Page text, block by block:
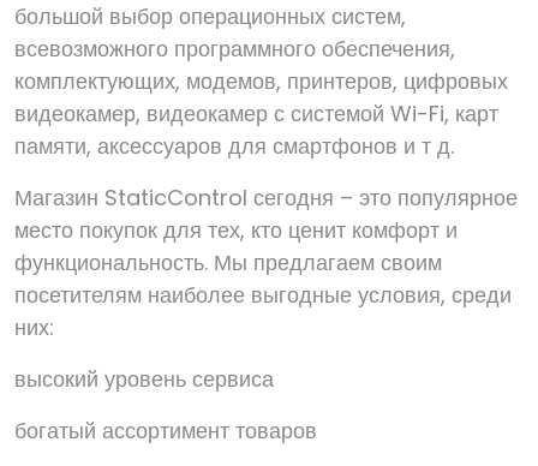
большой выбор операционных систем,
всевозможного программного обеспечения,
комплектующих, модемов, принтеров, цифровых
видеокамер, видеокамер с системой Wi-Fi, карт
памяти, аксессуаров для смартфонов и т д.
Магазин StaticControl сегодня – это популярное
место покупок для тех, кто ценит комфорт и
функциональность. Мы предлагаем своим
посетителям наиболее выгодные условия, среди
них:
высокий уровень сервиса
богатый ассортимент товаров